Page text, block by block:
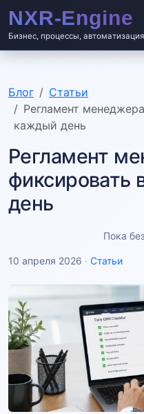
Бизнес, процессы, автоматизация
Блог
Статьи
Регламент
каждый день
Регламент
фиксировать
день
Пока
10 апреля 2026 · Статьи